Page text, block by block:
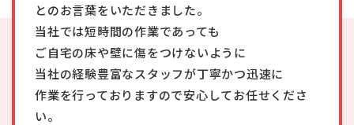
とのお言葉をいただきました。
当社では短時間の作業であっても
ご自宅の床や壁に傷をつけないように
当社の経験豊富なスタッフが丁寧かつ迅速に
作業を行っておりますので安心してお任せくださ
い。